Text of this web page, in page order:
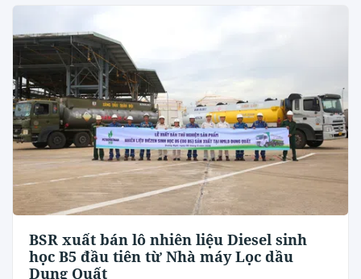
BSR xuất bán lô nhiên liệu Diesel sinh
học B5 đầu tiên từ Nhà máy Lọc dầu
Dung Quất